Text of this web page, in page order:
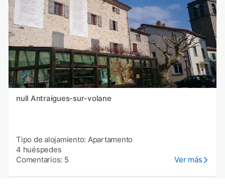
null Antraigues-sur-volane
Tipo de alojamiento: Apartamento
4 huéspedes
Comentarios: 5
Ver más